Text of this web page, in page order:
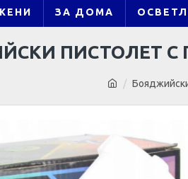
ЗА ДОМА
ПИСТОЛЕТ С